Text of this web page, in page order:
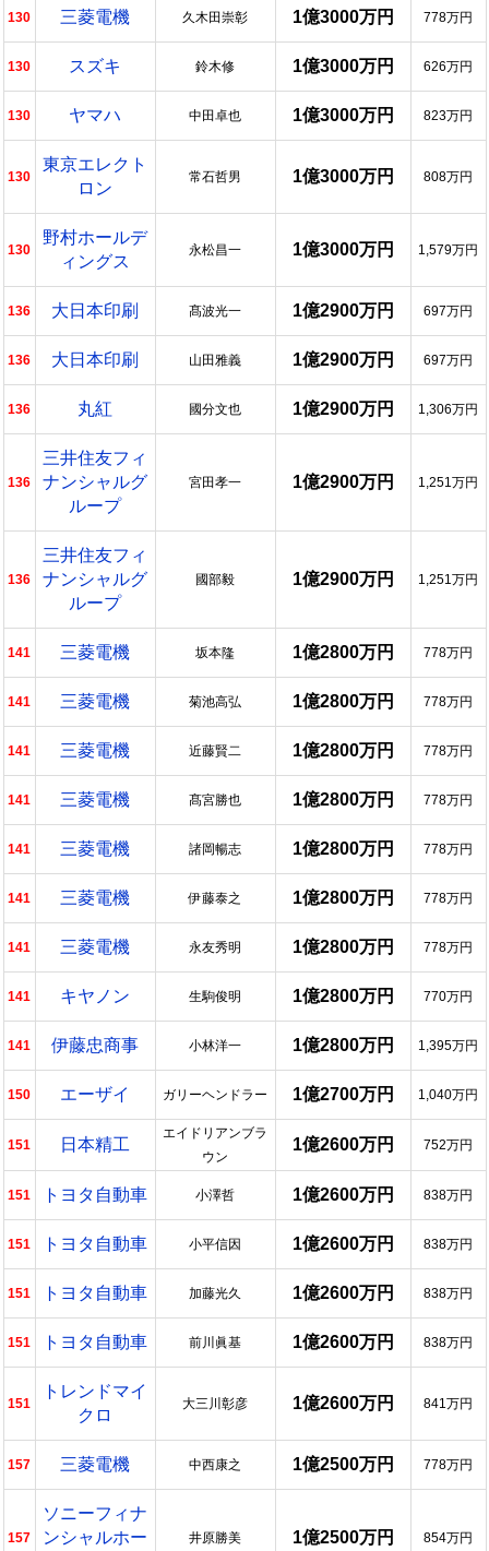
130 三菱電機 久木田崇彰 1億3000万円 778万円
130 スズキ 鈴木修 1億3000万円 626万円
130 ヤマハ 中田卓也 1億3000万円 823万円
130
東京エレクト
ロン
常石哲男 1億3000万円 808万円
130
野村ホールデ
ィングス
永松昌一 1億3000万円 1,579万円
136 大日本印刷 髙波光一 1億2900万円 697万円
136 大日本印刷 山田雅義 1億2900万円 697万円
136 丸紅 國分文也 1億2900万円 1,306万円
136
三井住友フィ
ナンシャルグ
ループ
宮田孝一 1億2900万円 1,251万円
136
三井住友フィ
ナンシャルグ
ループ
國部毅 1億2900万円 1,251万円
141 三菱電機 坂本隆 1億2800万円 778万円
141 三菱電機 菊池高弘 1億2800万円 778万円
141 三菱電機 近藤賢二 1億2800万円 778万円
141 三菱電機 髙宮勝也 1億2800万円 778万円
141 三菱電機 諸岡暢志 1億2800万円 778万円
141 三菱電機 伊藤泰之 1億2800万円 778万円
141 三菱電機 永友秀明 1億2800万円 778万円
141 キヤノン 生駒俊明 1億2800万円 770万円
141 伊藤忠商事 小林洋一 1億2800万円 1,395万円
150 エーザイ ガリーヘンドラー 1億2700万円 1,040万円
151 日本精工
エイドリアンブラ
ウン
1億2600万円 752万円
151 トヨタ自動車 小澤哲 1億2600万円 838万円
151 トヨタ自動車 小平信因 1億2600万円 838万円
151 トヨタ自動車 加藤光久 1億2600万円 838万円
151 トヨタ自動車 前川眞基 1億2600万円 838万円
151
トレンドマイ
クロ
大三川彰彦 1億2600万円 841万円
157 三菱電機 中西康之 1億2500万円 778万円
157
ソニーフィナ
ンシャルホー
井原勝美 1億2500万円 854万円